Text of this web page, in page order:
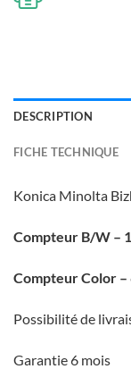
DESCRIPTION
FICHE TECHNIQUE
Konica Minolta
Compteur B/W –
Compteur Color –
Possibilité de
Garantie 6 mois